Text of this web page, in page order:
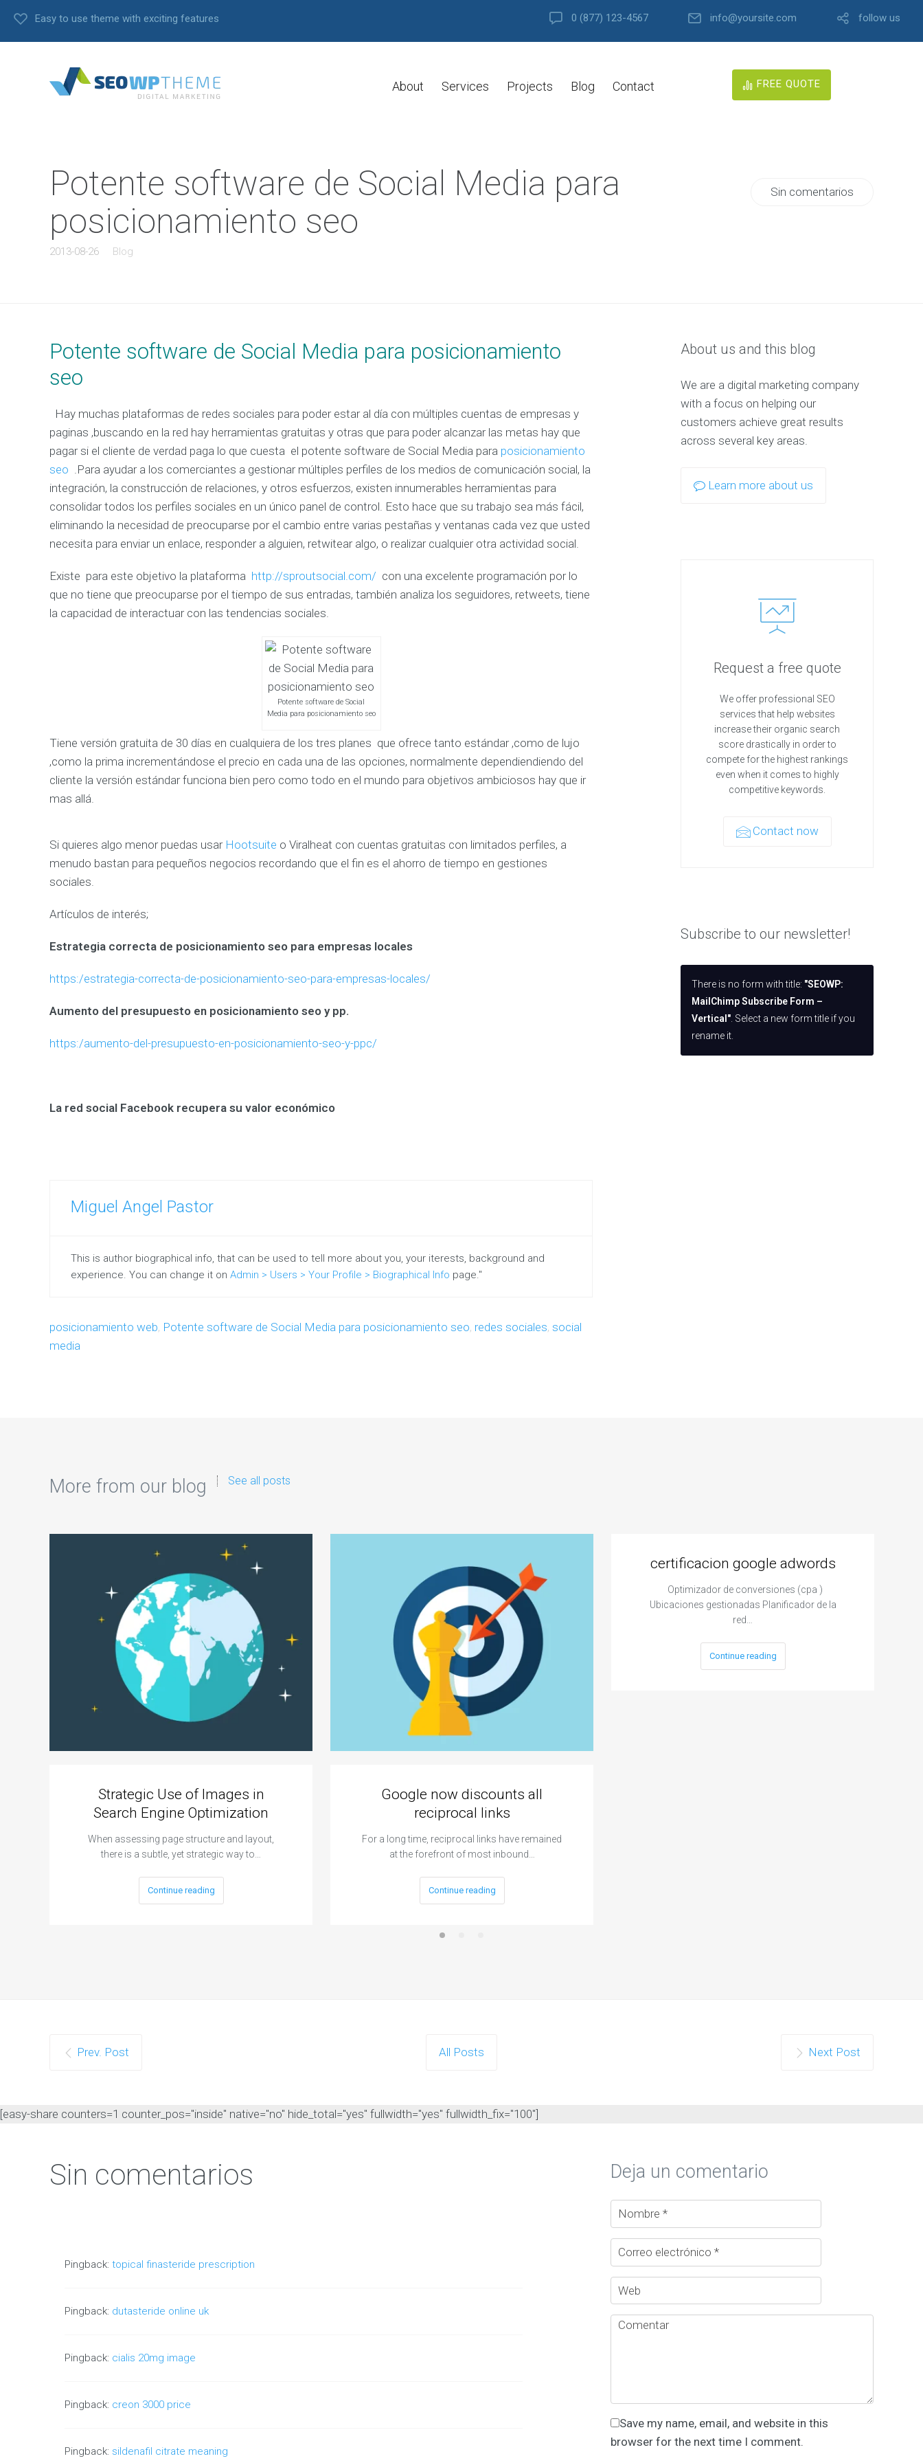
Easy to use theme with exciting features 0 (877) 123-4567 info@yoursite.com follow us
About Services Projects Blog Contact FREE QUOTE
Potente software de Social Media para
posicionamiento seo
2013-08-26 Blog
Sin comentarios
Potente software de Social Media para posicionamiento
seo
Hay muchas plataformas de redes sociales para poder estar al día con múltiples cuentas de empresas y
paginas ,buscando en la red hay herramientas gratuitas y otras que para poder alcanzar las metas hay que
pagar si el cliente de verdad paga lo que cuesta el potente software de Social Media para posicionamiento
seo
.Para ayudar a los comerciantes a gestionar múltiples perfiles de los medios de comunicación social, la
integración, la construcción de relaciones, y otros esfuerzos, existen innumerables herramientas para
consolidar todos los perfiles sociales en un único panel de control. Esto hace que su trabajo sea más fácil,
eliminando la necesidad de preocuparse por el cambio entre varias pestañas y ventanas cada vez que usted
necesita para enviar un enlace, responder a alguien, retwitear algo, o realizar cualquier otra actividad social.
Existe para este objetivo la plataforma http://sproutsocial.com/ con una excelente programación por lo
que no tiene que preocuparse por el tiempo de sus entradas, también analiza los seguidores, retweets, tiene
la capacidad de interactuar con las tendencias sociales.
Potente software de Social
Media para posicionamiento seo
Tiene versión gratuita de 30 días en cualquiera de los tres planes que ofrece tanto estándar ,como de lujo
,como la prima incrementándose el precio en cada una de las opciones, normalmente dependiendiendo del
cliente la versión estándar funciona bien pero como todo en el mundo para objetivos ambiciosos hay que ir
mas allá.
Si quieres algo menor puedas usar Hootsuite o Viralheat con cuentas gratuitas con limitados perfiles, a
menudo bastan para pequeños negocios recordando que el fin es el ahorro de tiempo en gestiones
sociales.
Artículos de interés;
Estrategia correcta de posicionamiento seo para empresas locales
https:/estrategia-correcta-de-posicionamiento-seo-para-empresas-locales/
Aumento del presupuesto en posicionamiento seo y pp.
https:/aumento-del-presupuesto-en-posicionamiento-seo-y-ppc/
La red social Facebook recupera su valor económico
Miguel Angel Pastor
This is author biographical info, that can be used to tell more about you, your iterests, background and
experience. You can change it on Admin > Users > Your Profile > Biographical Info page."
posicionamiento web, Potente software de Social Media para posicionamiento seo, redes sociales, social
media
About us and this blog
We are a digital marketing company
with a focus on helping our
customers achieve great results
across several key areas.
Learn more about us
Request a free quote
We offer professional SEO
services that help websites
increase their organic search
score drastically in order to
compete for the highest rankings
even when it comes to highly
competitive keywords.
Contact now
Subscribe to our newsletter!
There is no form with title: "SEOWP:
MailChimp Subscribe Form –
Vertical" . Select a new form title if you
rename it.
More from our blog See all posts
Strategic Use of Images in
Search Engine Optimization
When assessing page structure and layout,
there is a subtle, yet strategic way to…
Continue reading
Google now discounts all
reciprocal links
For a long time, reciprocal links have remained
at the forefront of most inbound…
Continue reading
certificacion google adwords
Optimizador de conversiones (cpa )
Ubicaciones gestionadas Planificador de la
red…
Continue reading
Prev. Post All Posts Next Post
[easy-share counters=1 counter_pos="inside" native="no" hide_total="yes" fullwidth="yes" fullwidth_fix="100"]
Sin comentarios
Pingback:topical finasteride prescription
Pingback: dutasteride online uk
Pingback: cialis 20mg image
Pingback: creon 3000 price
Pingback: sildenafil citrate meaning
Deja un comentario
Save my name, email, and website in this
browser for the next time I comment.